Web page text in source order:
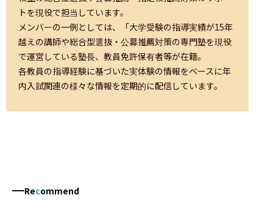
トを現役で担当しています。
メンバーの一例としては、「大学受験の指導実績が15年
越えの講師や総合型選抜・公募推薦対策の専門塾を現役
で運営している塾長、教員免許保有者等が在籍。
各教員の指導経験に基づいた実体験の情報をベースに年
内入試関連の様々な情報を定期的に配信しています。
Recommend